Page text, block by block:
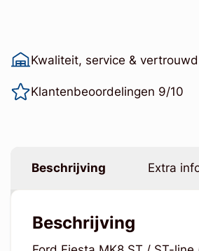
Kwaliteit, service & vertrouwd
Klantenbeoordelingen 9/10
Beschrijving Extra
Beschrijving